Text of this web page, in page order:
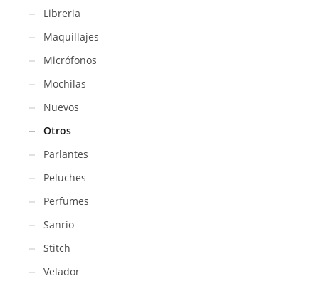
Libreria
Maquillajes
Micrófonos
Mochilas
Nuevos
Otros
Parlantes
Peluches
Perfumes
Sanrio
Stitch
Velador